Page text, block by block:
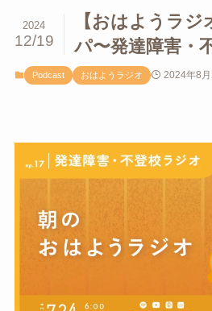
【おはようラジ
パ〜発達障害・
2024
12/19
Podcast おはようラジオ 2024年8月